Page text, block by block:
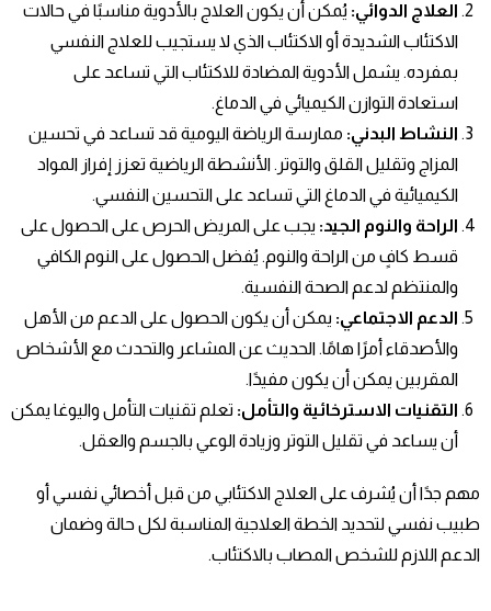
العلاج الدوائي: يُمكن أن يكون العلاج بالأدوية مناسبًا في حالات
الاكتئاب الشديدة أو الاكتئاب الذي لا يستجيب للعلاج النفسي
بمفرده. يشمل الأدوية المضادة للاكتئاب التي تساعد على
استعادة التوازن الكيميائي في الدماغ.
النشاط البدني: ممارسة الرياضة اليومية قد تساعد في تحسين
المزاج وتقليل القلق والتوتر. الأنشطة الرياضية تعزز إفراز المواد
الكيميائية في الدماغ التي تساعد على التحسين النفسي.
الراحة والنوم الجيد: يجب على المريض الحرص على الحصول على
قسط كافٍ من الراحة والنوم. يُفضل الحصول على النوم الكافي
والمنتظم لدعم الصحة النفسية.
الدعم الاجتماعي: يمكن أن يكون الحصول على الدعم من الأهل
والأصدقاء أمرًا هامًا. الحديث عن المشاعر والتحدث مع الأشخاص
المقربين يمكن أن يكون مفيدًا.
التقنيات الاسترخائية والتأمل: تعلم تقنيات التأمل واليوغا يمكن
أن يساعد في تقليل التوتر وزيادة الوعي بالجسم والعقل.
مهم جدًا أن يُشرف على العلاج الاكتئابي من قبل أخصائي نفسي أو
طبيب نفسي لتحديد الخطة العلاجية المناسبة لكل حالة وضمان
الدعم اللازم للشخص المصاب بالاكتئاب.